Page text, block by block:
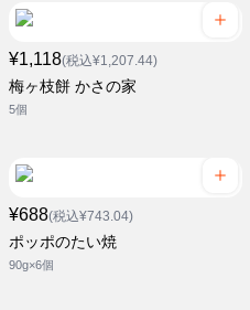
¥1,118(税込¥1,207.44)
梅ヶ枝餅 かさの家
5個
¥688(税込¥743.04)
ポッポのたい焼
90g×6個